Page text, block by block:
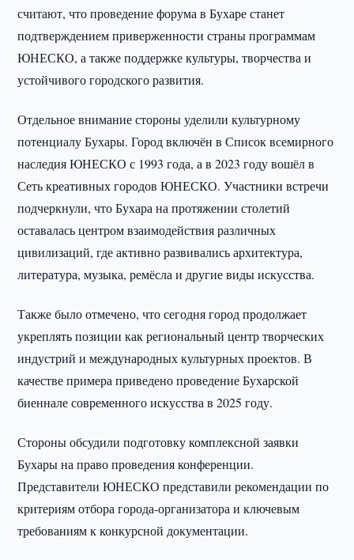
считают, что проведение форума в Бухаре станет
подтверждением приверженности страны программам
ЮНЕСКО, а также поддержке культуры, творчества и
устойчивого городского развития.
Отдельное внимание стороны уделили культурному
потенциалу Бухары. Город включён в Список всемирного
наследия ЮНЕСКО с 1993 года, а в 2023 году вошёл в
Сеть креативных городов ЮНЕСКО. Участники встречи
подчеркнули, что Бухара на протяжении столетий
оставалась центром взаимодействия различных
цивилизаций, где активно развивались архитектура,
литература, музыка, ремёсла и другие виды искусства.
Также было отмечено, что сегодня город продолжает
укреплять позиции как региональный центр творческих
индустрий и международных культурных проектов. В
качестве примера приведено проведение Бухарской
биеннале современного искусства в 2025 году.
Стороны обсудили подготовку комплексной заявки
Бухары на право проведения конференции.
Представители ЮНЕСКО представили рекомендации по
критериям отбора города-организатора и ключевым
требованиям к конкурсной документации.